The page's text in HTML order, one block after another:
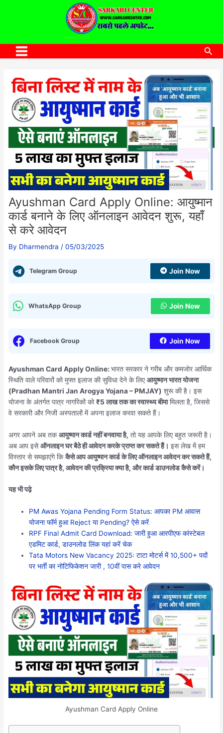
SARKARI CENTER
www.sarkaricenter.com
Main
Ayushman Card Apply Online: आयुष्मान
कार्ड बनाने के लिए ऑनलाइन आवेदन शुरू, यहाँ
से करे आवेदन
By Dharmendra /05/03/2025
Telegram Group Join Now
WhatsApp Group Join Now
Facebook Group Join Now
Ayushman Card Apply Online:भारत सरकार ने गरीब और कमजोर आर्थिक
स्थिति वाले परिवारों को मुफ्त इलाज की सुविधा देने के लिएआयुष्मान भारत योजना
(Pradhan Mantri Jan Arogya Yojana – PMJAY) शुरू की है। इस
योजना के अंतर्गत पात्र नागरिकों को₹5 लाख तक का स्वास्थ्य बीमामिलता है, जिससे
वे सरकारी और निजी अस्पतालों में अपना इलाज करवा सकते हैं।
अगर आपने अब तकआयुष्मान कार्ड नहीं बनवाया है, तो यह आपके लिए बहुत जरूरी है।
अब आप इसेऑनलाइन घर बैठे ही आवेदन करके प्राप्त कर सकते हैं। इस लेख में हम
विस्तार से समझाएंगे किकैसे आप आयुष्मान कार्ड के लिए ऑनलाइन आवेदन कर सकते हैं,
कौन इसके लिए पात्र है, आवेदन की प्रक्रिया क्या है, और कार्ड डाउनलोड कैसे करें।
यह भी पढ़े
PM Awas Yojana Pending Form Status: आपका PM आवास
योजना फॉर्म हुआ Reject या Pending? ऐसे करें
RPF Final Admit Card Download: जारी हुआ आरपीएफ कांस्टेबल
एडमिट कार्ड, डाउनलोड लिंक यहां करें चेक
Tata Motors New Vacancy 2025: टाटा मोटर्स में 10,500+ पदों
पर भर्ती का नोटिफिकेशन जारी , 10वीं पास करे आवेदन
Ayushman Card Apply Online